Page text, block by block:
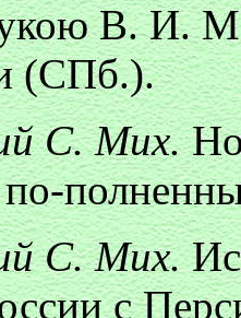
В. И.
(СПб.).
С. Мих.
С. Мих.
с